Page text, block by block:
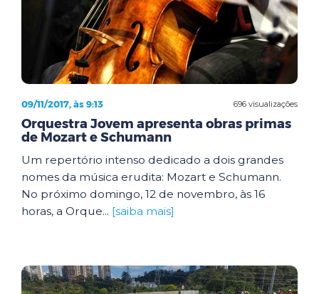
696 visualizações
09/11/2017, às 9:13
Orquestra Jovem apresenta obras primas
de Mozart e Schumann
Um repertório intenso dedicado a dois grandes
nomes da música erudita: Mozart e Schumann.
No próximo domingo, 12 de novembro, às 16
horas, a Orque... [saiba mais]